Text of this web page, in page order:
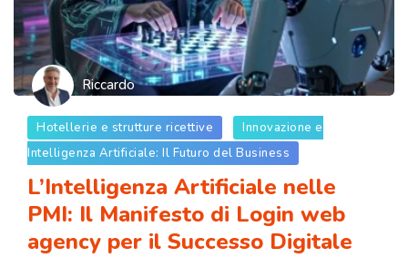
Riccardo
Hotellerie e strutture ricettive
Innovazione e
Intelligenza Artificiale: Il Futuro del Business
L’Intelligenza Artificiale nelle
PMI: Il Manifesto di Login web
agency per il Successo Digitale